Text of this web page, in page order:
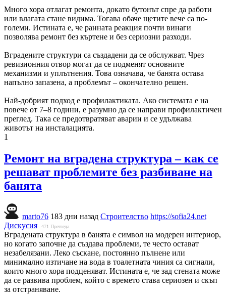
Много хора отлагат ремонта, докато бутонът спре да работи
или влагата стане видима. Тогава обаче щетите вече са по-
големи. Истината е, че ранната реакция почти винаги
позволява ремонт без къртене и без сериозни разходи.
Вградените структури са създадени да се обслужват. Чрез
ревизионния отвор могат да се подменят основните
механизми и уплътнения. Това означава, че банята остава
напълно запазена, а проблемът – окончателно решен.
Най-добрият подход е профилактиката. Ако системата е на
повече от 7–8 години, е разумно да се направи профилактичен
преглед. Така се предотвратяват аварии и се удължава
животът на инсталацията.
1
Ремонт на вградена структура – как се
решават проблемите без разбиване на
банята
marto76 183 дни назад Строителство https://sofia24.net
Дискусия
471 Прегледа
Вградената структура в банята е символ на модерен интериор,
но когато започне да създава проблеми, те често остават
незабелязани. Леко съскане, постоянно пълнене или
минимално изтичане на вода в тоалетната чиния са сигнали,
които много хора подценяват. Истината е, че зад стената може
да се развива проблем, който с времето става сериозен и скъп
за отстраняване.